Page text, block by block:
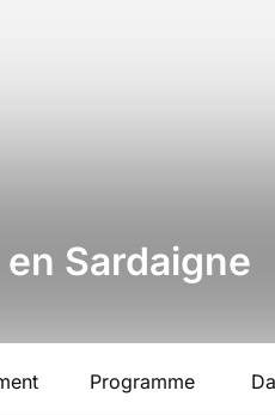
Sardaigne
Programme